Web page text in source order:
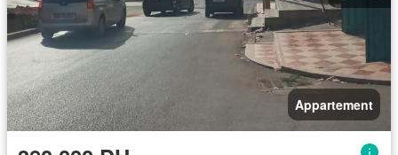
Appartement